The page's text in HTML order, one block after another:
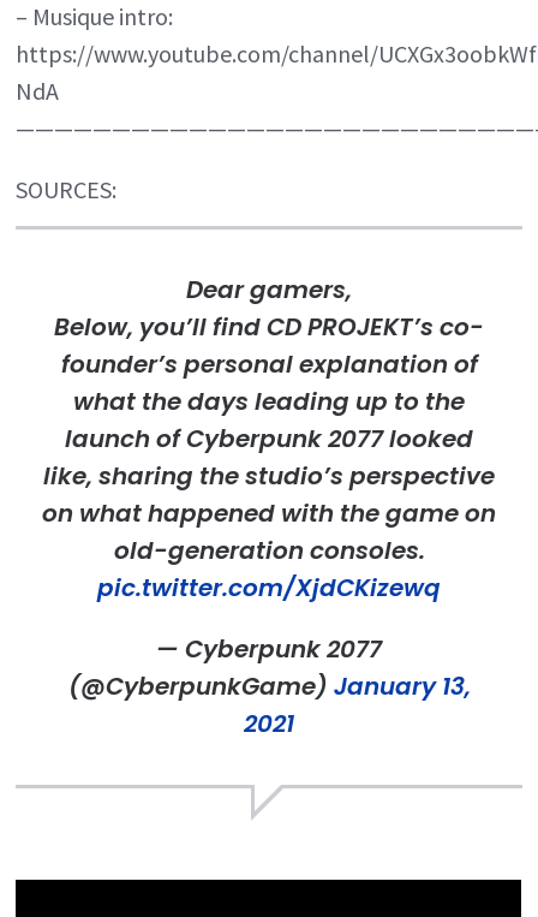
– Musique intro:
https://www.youtube.com/channel/
NdA
SOURCES:
Dear gamers,
Below, you’ll find CD PROJEKT’s co-
founder’s personal explanation of
what the days leading up to the
launch of Cyberpunk 2077 looked
like, sharing the studio’s perspective
on what happened with the game on
old-generation consoles.
pic.twitter.com/XjdCKizewq
— Cyberpunk 2077
(@CyberpunkGame) January 13,
2021